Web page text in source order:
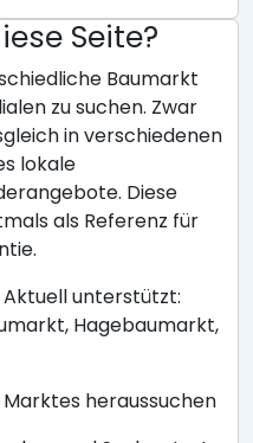
Seite?
Baumarkt
zu suchen. Zwar
in verschiedenen
lokale
Diese
als Referenz für
unterstützt:
Hagebaumarkt,
heraussuchen